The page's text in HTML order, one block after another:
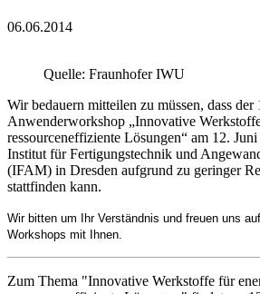
06.06.2014
Quelle: Fraunhofer IWU
Wir bedauern mitteilen zu müssen, dass
Anwenderworkshop „Innovative
ressourceneffiziente Lösungen“ am 12.
Institut für Fertigungstechnik und
(IFAM) in Dresden aufgrund zu geringer
stattfinden kann.
Wir bitten um Ihr Verständnis und freuen uns
Workshops mit Ihnen.
Zum Thema "Innovative Werkstoffe für